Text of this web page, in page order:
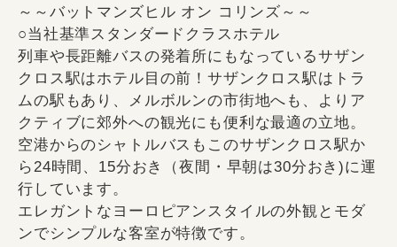
～～バットマンズヒル オン コリンズ～～
○当社基準スタンダードクラスホテル
列車や長距離バスの発着所にもなっているサザン
クロス駅はホテル目の前！サザンクロス駅はトラ
ムの駅もあり、メルボルンの市街地へも、よりア
クティブに郊外への観光にも便利な最適の立地。
空港からのシャトルバスもこのサザンクロス駅か
ら24時間、15分おき（夜間・早朝は30分おき)に運
行しています。
エレガントなヨーロピアンスタイルの外観とモダ
ンでシンプルな客室が特徴です。